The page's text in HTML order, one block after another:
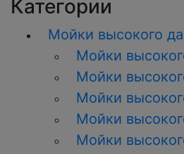
Категории
Мойки высокого
Мойки
Мойки
Мойки
Мойки
Мойки